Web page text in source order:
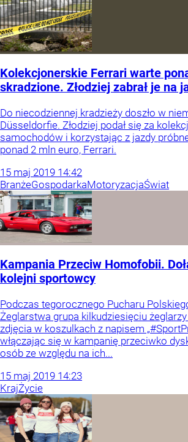
Kolekcjonerskie Ferrari warte
skradzione. Złodziej zabrał je na
Do niecodziennej kradzieży doszło w
Düsseldorfie. Złodziej podał się za
samochodów i korzystając z jazdy
ponad 2 mln euro, Ferrari.
15 maj 2019 14:42
BranżeGospodarkaMotoryzacjaŚwiat
Kampania Przeciw Homofobii.
kolejni sportowcy
Podczas tegorocznego Pucharu
Żeglarstwa grupa kilkudziesięciu
zdjęcia w koszulkach z napisem
włączając się w kampanię przeciwko
osób ze względu na ich...
15 maj 2019 14:23
KrajŻycie